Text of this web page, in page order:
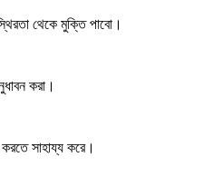
থেকে মুক্তি পাবো।
করা।
সাহায্য করে।